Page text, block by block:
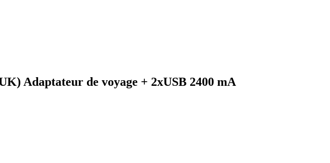
Adaptateur de voyage + 2xUSB 2400 mA